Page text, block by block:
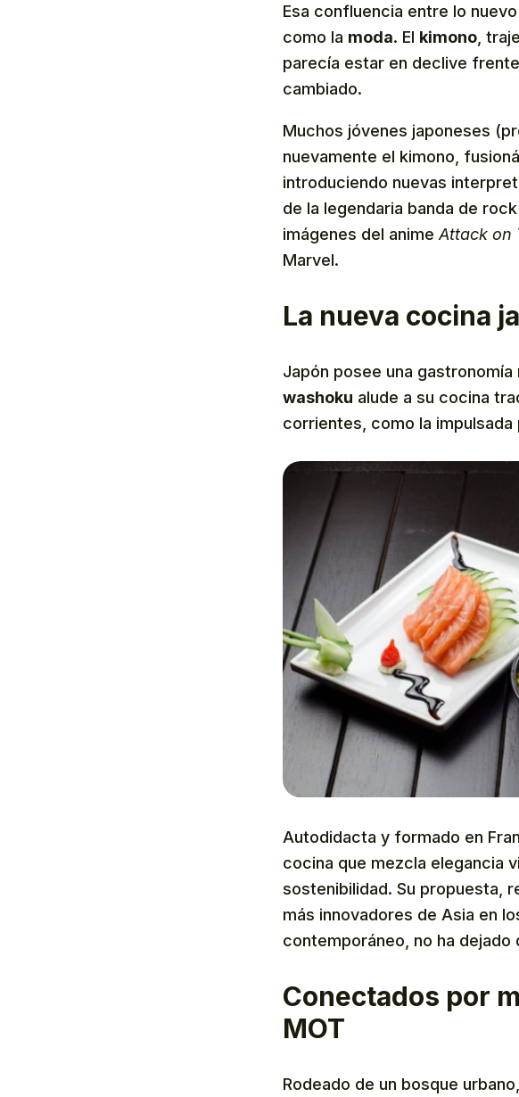
Esa confluencia entre lo
como la moda. El kimono ,
parecía estar en declive
cambiado.
Muchos jóvenes japoneses
nuevamente el kimono,
introduciendo nuevas
de la legendaria banda de rock
imágenes del anime Attack on
Marvel.
La nueva cocina
Japón posee una
washoku alude a su cocina
corrientes, como la
Autodidacta y formado en
cocina que mezcla elegancia
sostenibilidad. Su propuesta,
más innovadores de Asia en
contemporáneo, no ha dejado
Conectados por
MOT
Rodeado de un bosque